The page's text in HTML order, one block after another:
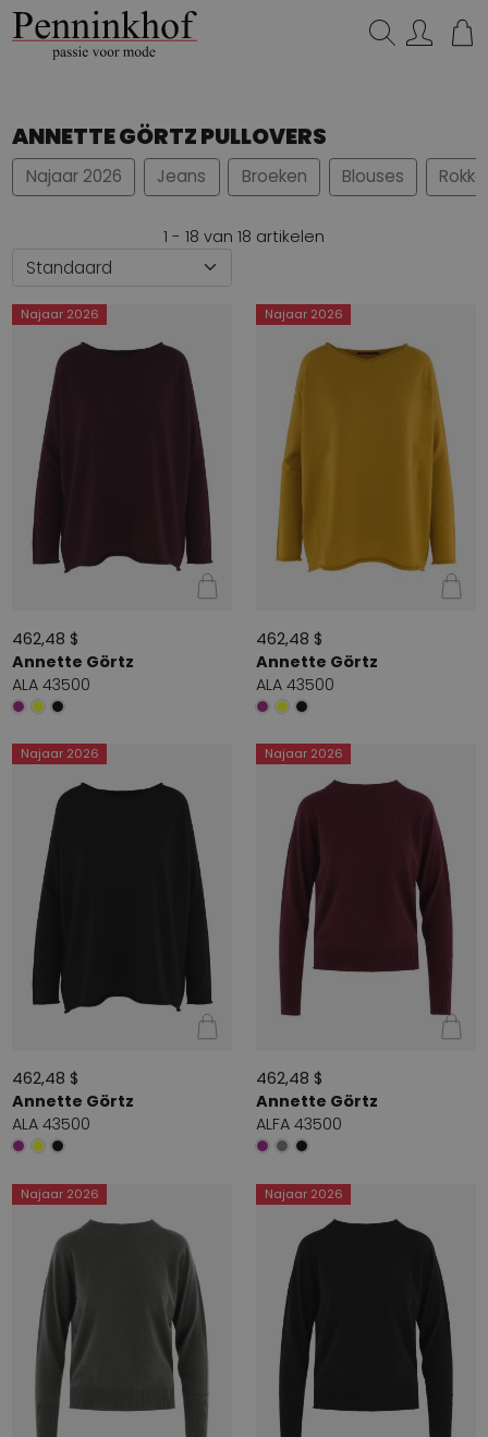
ANNETTE GÖRTZ PULLOVERS
Najaar 2026 Jeans Broeken Blouses
1 - 18 van 18 artikelen
Najaar 2026
462,48 $
Annette Görtz
ALA 43500
Najaar 2026
462,48 $
Annette Görtz
ALA 43500
Najaar 2026
462,48 $
Annette Görtz
ALA 43500
Najaar 2026
462,48 $
Annette Görtz
ALFA 43500
Najaar 2026 Najaar 2026